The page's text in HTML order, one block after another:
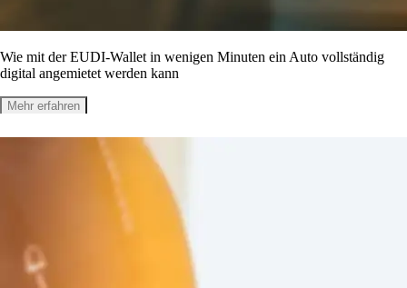
Wie mit der EUDI-Wallet in wenigen Minuten ein Auto vollständig
digital angemietet werden kann
Mehr erfahren